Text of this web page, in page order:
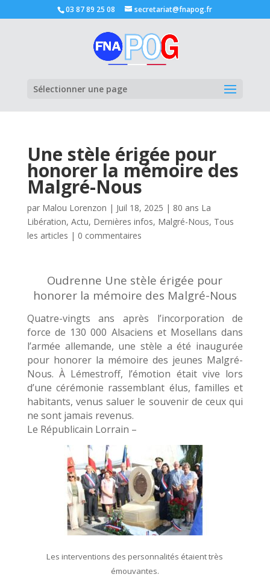
03 87 89 25 08 secretariat@fnapog.fr
Sélectionner une page
Une stèle érigée pour
honorer la mémoire des
Malgré-Nous
par Malou Lorenzon | Juil 18, 2025 | 80 ans La
Libération, Actu, Dernières infos, Malgré-Nous, Tous
les articles | 0 commentaires
Oudrenne Une stèle érigée pour
honorer la mémoire des Malgré-Nous
Quatre-vingts ans après l’incorporation de
force de 130 000 Alsaciens et Mosellans dans
l’armée allemande, une stèle a été inaugurée
pour honorer la mémoire des jeunes Malgré-
Nous. À Lémestroff, l’émotion était vive lors
d’une cérémonie rassemblant élus, familles et
habitants, venus saluer le souvenir de ceux qui
ne sont jamais revenus.
Le Républicain Lorrain –
Les interventions des personnalités étaient très
émouvantes.